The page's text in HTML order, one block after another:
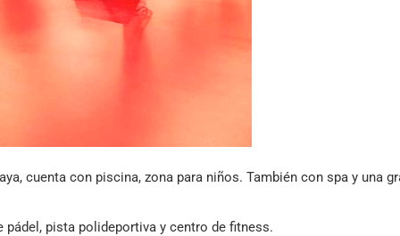
cuenta con piscina, zona para niños. También con spa y una
pista polideportiva y centro de fitness.